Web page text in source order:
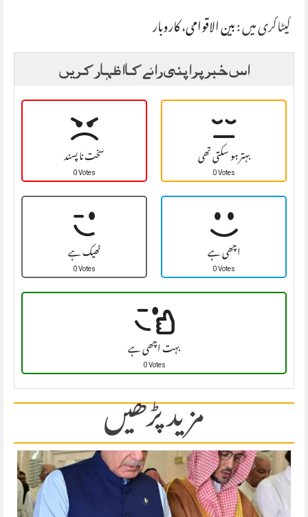
کیٹاگری میں :بین الاقوامی،کاروبار
اس خبر پر اپنی رائے کا اظہار کریں
سخت نا پسند
0 Votes بہتر ہو سکتی تھی
0 Votes
ٹھیک ہے
0 Votes اچھی ہے
0 Votes
بہت اچھی ہے
0 Votes
مزید پڑھیں